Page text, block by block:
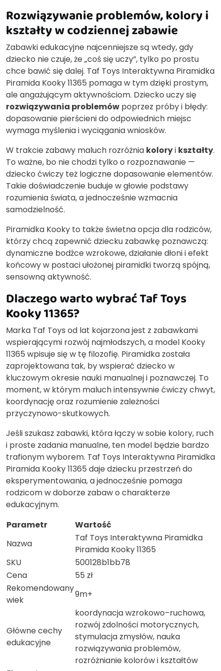
Rozwiązywanie problemów, kolory i
kształty w codziennej zabawie
Zabawki edukacyjne najcenniejsze są wtedy, gdy
dziecko nie czuje, że „coś się uczy”, tylko po prostu
chce bawić się dalej. Taf Toys Interaktywna Piramidka
Piramida Kooky 11365 pomaga w tym dzięki prostym,
ale angażującym aktywnościom. Dziecko uczy się
rozwiązywania problemów poprzez próby i błędy:
dopasowanie pierścieni do odpowiednich miejsc
wymaga myślenia i wyciągania wniosków.
W trakcie zabawy maluch rozróżnia koloryi kształty.
To ważne, bo nie chodzi tylko o rozpoznawanie —
dziecko ćwiczy też logiczne dopasowanie elementów.
Takie doświadczenie buduje w głowie podstawy
rozumienia świata, a jednocześnie wzmacnia
samodzielność.
Piramidka Kooky to także świetna opcja dla rodziców,
którzy chcą zapewnić dziecku zabawkę poznawczą:
dynamiczne bodźce wzrokowe, działanie dłoni i efekt
końcowy w postaci ułożonej piramidki tworzą spójną,
sensowną aktywność.
Dlaczego warto wybrać Taf Toys
Kooky 11365?
Marka Taf Toys od lat kojarzona jest z zabawkami
wspierającymi rozwój najmłodszych, a model Kooky
11365 wpisuje się w tę filozofię. Piramidka została
zaprojektowana tak, by wspierać dziecko w
kluczowym okresie nauki manualnej i poznawczej. To
moment, w którym maluch intensywnie ćwiczy chwyt,
koordynację oraz rozumienie zależności
przyczynowo-skutkowych.
Jeśli szukasz zabawki, która łączy w sobie kolory, ruch
i proste zadania manualne, ten model będzie bardzo
trafionym wyborem. Taf Toys Interaktywna Piramidka
Piramida Kooky 11365 daje dziecku przestrzeń do
eksperymentowania, a jednocześnie pomaga
rodzicom w doborze zabaw o charakterze
edukacyjnym.
Parametr
Wartość
Nazwa
Taf Toys Interaktywna Piramidka
Piramida Kooky 11365
SKU
500128b1bb78
Cena
55 zł
Rekomendowany
wiek
9m+
Główne cechy
edukacyjne
koordynacja wzrokowo–ruchowa,
rozwój zdolności motorycznych,
stymulacja zmysłów, nauka
rozwiązywania problemów,
rozróżnianie kolorów i kształtów